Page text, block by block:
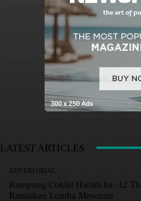
LATEST ARTICLES
ADVERTORIAL
Kampung Coklat Harlah ke -12
Ramaikan Lomba Mewarna